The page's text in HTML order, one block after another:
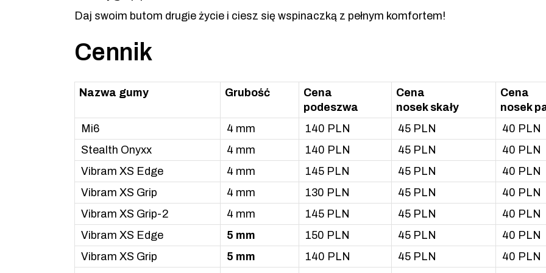
Daj swoim butom drugie życie i ciesz się wspinaczką z pełnym komfortem!
Cennik
Nazwa gumy Grubość
Cena
podeszwa
Cena
nosek skały
Cena
nosek
Mi6
4 mm 140 PLN 45 PLN 40 PLN
Stealth Onyxx
4 mm 140 PLN 45 PLN 40 PLN
Vibram XS Edge
4 mm 145 PLN 45 PLN 40 PLN
Vibram XS Grip
4 mm 130 PLN 45 PLN 40 PLN
Vibram XS Grip-2
4 mm 145 PLN 45 PLN 40 PLN
Vibram XS Edge
5 mm 150 PLN 45 PLN 40 PLN
Vibram XS Grip
5 mm 140 PLN 45 PLN 40 PLN